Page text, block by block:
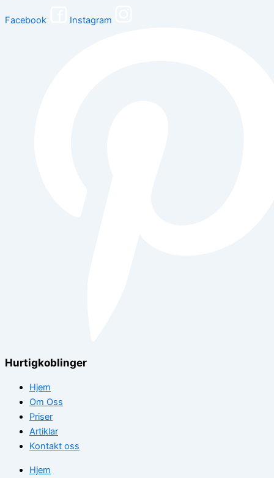
Facebook Instagram
Hurtigkoblinger
Hjem
Om Oss
Priser
Artiklar
Kontakt oss
Hjem